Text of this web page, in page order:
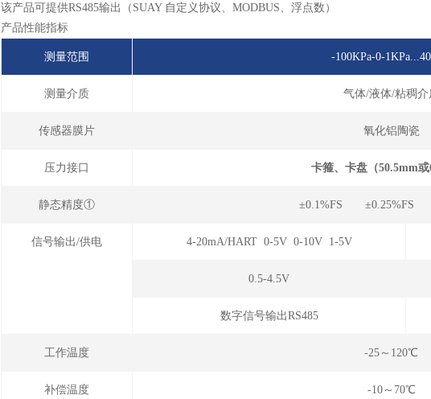
该产品可提供RS485输出（SUAY 自定义协议、MODBUS、浮点数）
产品性能指标
测量范围 -100KPa-0-
测量介质 气体/液体/粘稠介
传感器膜片 氧化铝陶瓷
压力接口 卡箍、卡盘（50.5mm或
静态精度① ±0.1%FS ±0.25%FS
信号输出/供电 4-20mA/HART 0-5V 0-10V 1-5V
0.5-4.5V
数字信号输出RS485
工作温度 -25～120℃
补偿温度 -10～70℃